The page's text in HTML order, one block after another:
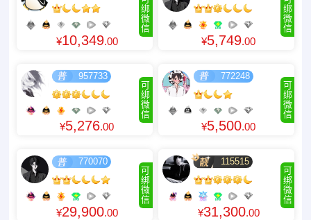
绑
微
信
¥10,349.00
绑
微
信
¥5,749.00
可
绑
微
信
957733
¥5,276.00
可
绑
微
信
772248
¥5,500.00
可
绑
微
信
770070
¥29,900.00
可
绑
微
信
115515
¥31,300.00